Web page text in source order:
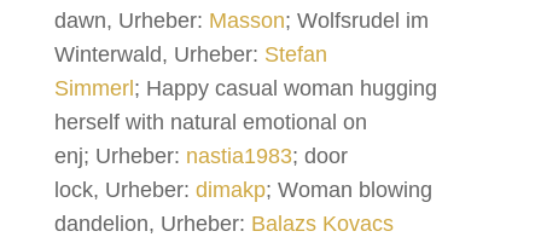
dawn, Urheber: Masson; Wolfsrudel im
Winterwald, Urheber: Stefan
Simmerl ; Happy casual woman hugging
herself with natural emotional on
enj; Urheber: nastia1983; door
lock, Urheber: dimakp; Woman blowing
dandelion, Urheber: Balazs Kovacs